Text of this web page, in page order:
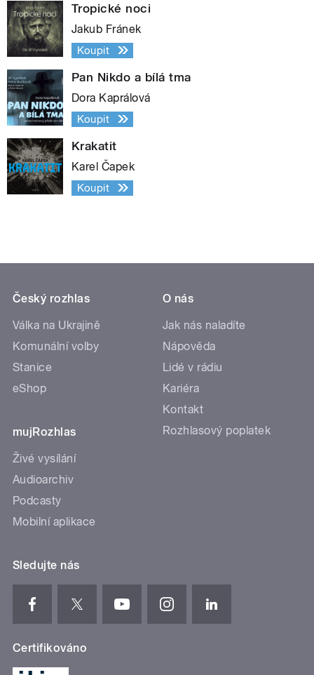
Tropické noci
Jakub Fránek
Koupit
Pan Nikdo a bílá tma
Dora Kaprálová
Koupit
Krakatit
Karel Čapek
Koupit
Český rozhlas
Válka na Ukrajině
Komunální volby
Stanice
eShop
mujRozhlas
Živé vysílání
Audioarchiv
Podcasty
Mobilní aplikace
O nás
Jak nás naladíte
Nápověda
Lidé v rádiu
Kariéra
Kontakt
Rozhlasový poplatek
Sledujte nás
Certifikováno